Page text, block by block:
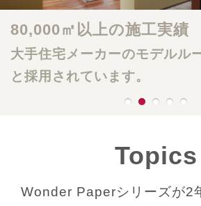
80,000㎡以上の施工実績
大手住宅メーカーのモデルル
と採用されています。
Topics
Wonder Paperシリーズが2